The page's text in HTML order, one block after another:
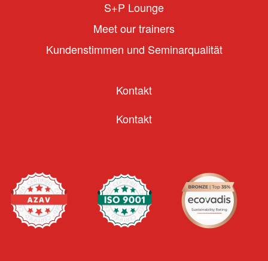
S+P Lounge
Meet our trainers
Kundenstimmen und Seminarqualität
Kontakt
Kontakt